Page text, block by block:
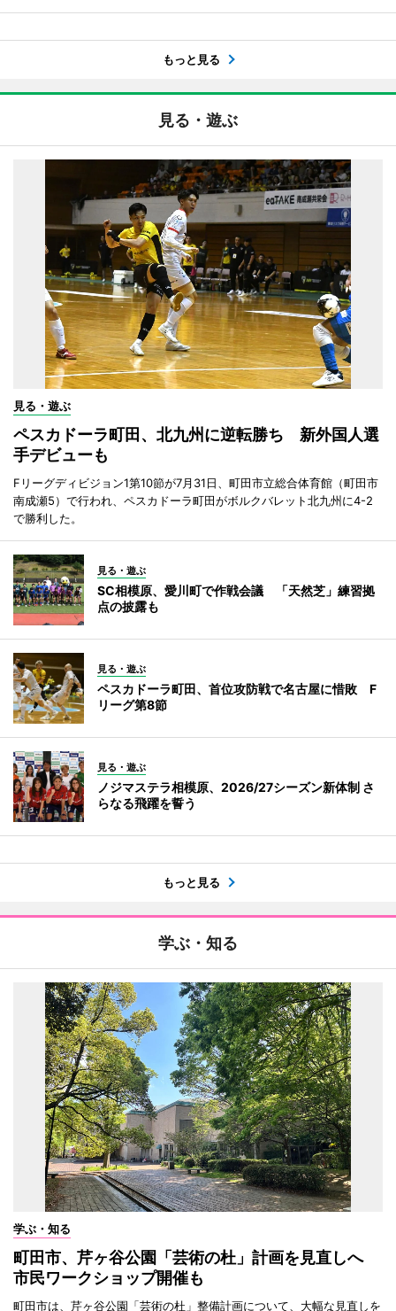
もっと見る
見る・遊ぶ
見る・遊ぶ
ペスカドーラ町田、北九州に逆転勝ち 新外国人選
手デビューも
Fリーグディビジョン1第10節が7月31日、町田市立総合体育館（町田市
南成瀬5）で行われ、ペスカドーラ町田がボルクバレット北九州に4-2
で勝利した。
見る・遊ぶ
SC相模原、愛川町で作戦会議 「天然芝」練習拠
点の披露も
見る・遊ぶ
ペスカドーラ町田、首位攻防戦で名古屋に惜敗 F
リーグ第8節
見る・遊ぶ
ノジマステラ相模原、2026/27シーズン新体制 さ
らなる飛躍を誓う
もっと見る
学ぶ・知る
学ぶ・知る
町田市、芹ヶ谷公園「芸術の杜」計画を見直しへ
市民ワークショップ開催も
町田市は、芹ヶ谷公園「芸術の杜」整備計画について、大幅な見直しを